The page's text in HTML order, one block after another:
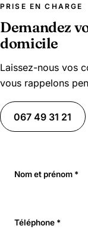
PRISE EN CHARGE
Demandez
domicile
Laissez-nous vos
vous rappelons
067 49 31 21
Nom et prénom *
Téléphone *